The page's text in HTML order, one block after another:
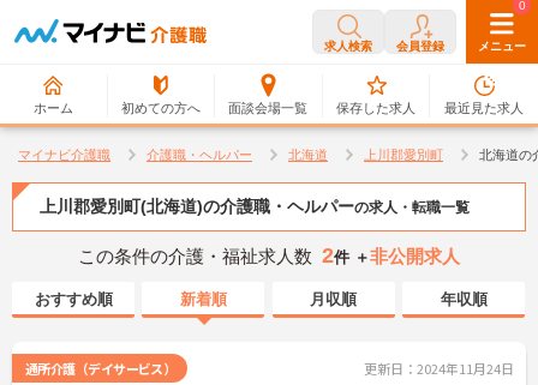
求人検索 会員登録 メニュー
ホーム 初めての方へ 面談会場一覧
0
保存した求人
0
最近見た求人
マイナビ介護職 介護職・ヘルパー 北海道 上川郡愛別町 北海道の
上川郡愛別町(北海道)の介護職・ヘルパーの求人・転職一覧
この条件の介護・福祉求人数 2件 ＋非公開求人
おすすめ順 新着順 月収順 年収順
通所介護（デイサービス） 更新日：2024年11月24日